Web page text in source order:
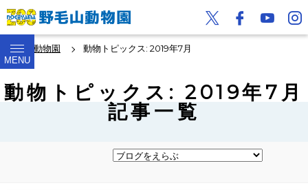
MENU
野毛山動物園 動物トピックス: 2019年7月
動物トピックス: 2019年7月
記事一覧